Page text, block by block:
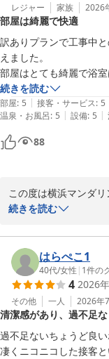
様にご満足いただけ
しかしながら、シャワ
摘お客様にご不快な
今後このような事の
をして参ります。
まだまだ改善すべき点
適にお過ごし頂ける
また機会がございまし
この度はお忙しい中ご
ました。
フロント
2026-08-03
レジャー 家族 2026
部屋は綺麗で快適
訳ありプランで工事中
えました。
部屋はとても綺麗で浴
れました！
スタッフの方達もとて
続きを読む
部屋: 5 | 接客・サービス: 5
温泉・お風呂: 5 | 設備: 5 |
88
この度は横浜マンダ
た。
また、数ある項目の
様で安堵しております。
今後もお客様のお言
向上に努めて参りま
けると幸いでござい
この度はお忙しい中ご
た。
またのご来館をスタ
続きを読む
はらぺこ1
40代/女性 | 1件の
4 2026
その他 一人 2026年
清潔感があり、過不足
過不足ないちょうど良い
凄くニコニコした接客